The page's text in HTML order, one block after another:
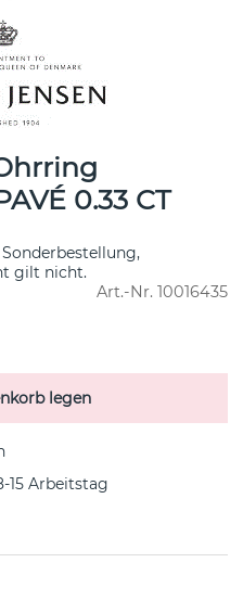
0.33 CT
gilt nicht.
Art.-Nr. 10016435
legen
15 Arbeitstag